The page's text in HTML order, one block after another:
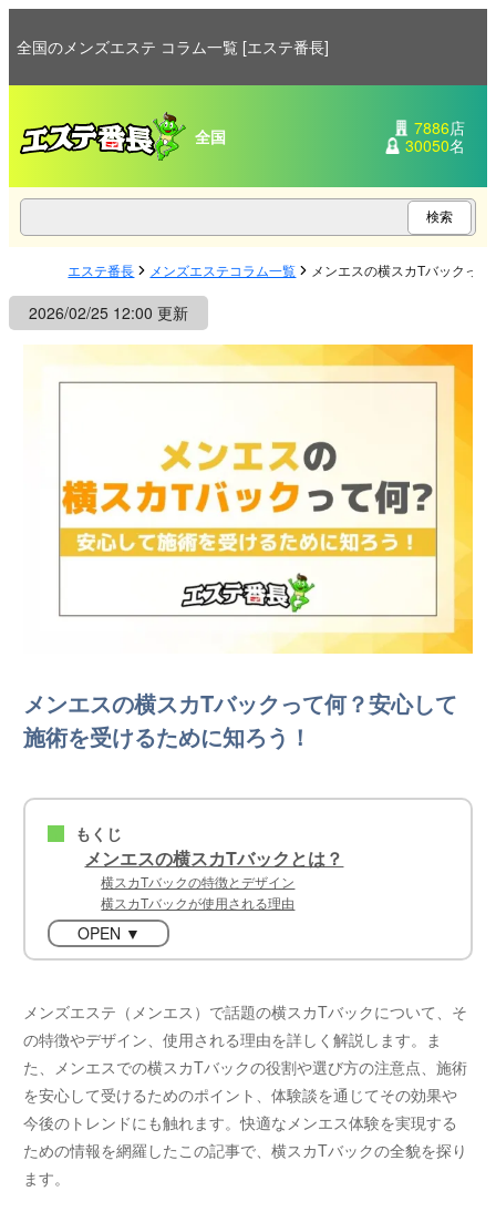
全国のメンズエステ コラム一覧 [エステ番長]
全国 7886店
30050名
エステ番長 メンズエステコラム一覧 メンエスの横スカTバックっ
2026/02/25 12:00 更新
メンエスの横スカTバックって何？安心して
施術を受けるために知ろう！
■ もくじ
メンエスの横スカTバックとは？
横スカTバックの特徴とデザイン
横スカTバックが使用される理由
OPEN ▼
メンズエステ（メンエス）で話題の横スカTバックについて、そ
の特徴やデザイン、使用される理由を詳しく解説します。ま
た、メンエスでの横スカTバックの役割や選び方の注意点、施術
を安心して受けるためのポイント、体験談を通じてその効果や
今後のトレンドにも触れます。快適なメンエス体験を実現する
ための情報を網羅したこの記事で、横スカTバックの全貌を探り
ます。